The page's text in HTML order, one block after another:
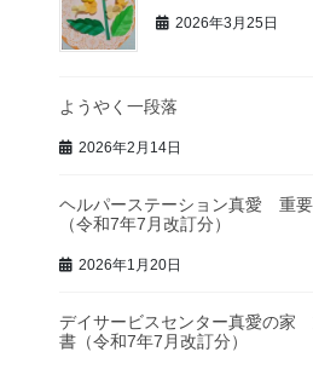
2026年3月25日
ようやく一段落
2026年2月14日
ヘルパーステーション真愛 重
（令和7年7月改訂分）
2026年1月20日
デイサービスセンター真愛の家
書（令和7年7月改訂分）